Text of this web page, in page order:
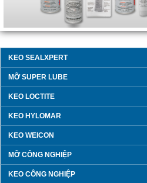
KEO SEALXPERT
MỠ SUPER LUBE
KEO LOCTITE
KEO HYLOMAR
KEO WEICON
MỠ CÔNG NGHIỆP
KEO CÔNG NGHIỆP